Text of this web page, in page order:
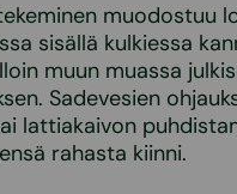
muodostuu
sisällä kulkiessa
muun muassa
Sadevesien
lattiakaivon
rahasta kiinni.